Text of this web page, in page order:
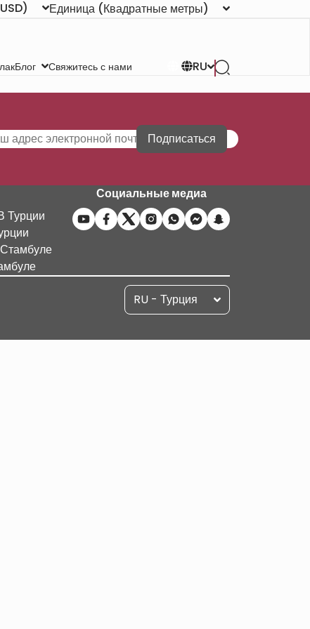
Единица (Квадратные метры)
Блог Свяжитесь с нами RU
Подписаться
Турции
Социальные медиа
RU - Турция